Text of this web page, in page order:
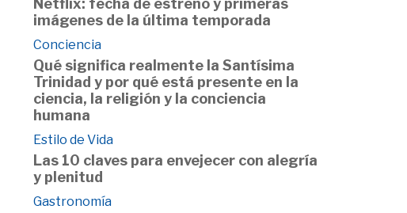
Netflix: fecha de estreno y primeras
imágenes de la última temporada
Conciencia
Qué significa realmente la Santísima
Trinidad y por qué está presente en la
ciencia, la religión y la conciencia
humana
Estilo de Vida
Las 10 claves para envejecer con alegría
y plenitud
Gastronomía